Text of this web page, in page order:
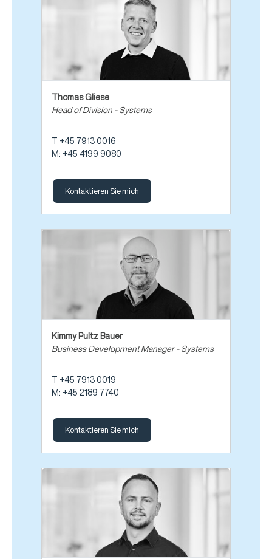
Thomas Gliese
Head of Division - Systems
T +45 7913 0016
M: +45 4199 9080
Kontaktieren Sie mich
Kimmy Pultz Bauer
Business Development Manager - Systems
T +45 7913 0019
M: +45 2189 7740
Kontaktieren Sie mich